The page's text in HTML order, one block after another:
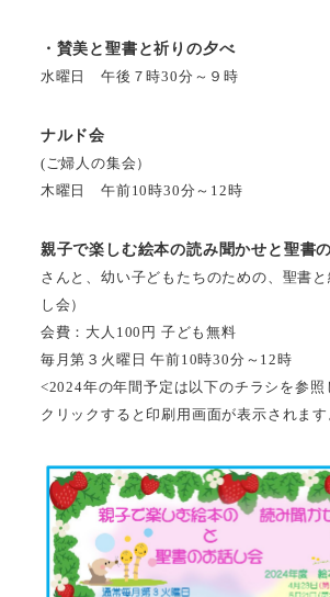
・賛美と聖書と祈りの夕べ
水曜日 午後７時30分～９時
ナルド会
(ご婦人の集会）
木曜日 午前10時30分～12時
親子で楽しむ絵本の読み聞かせと聖書
さんと、幼い子どもたちのための、聖書と
し会）
会費：大人100円 子ども無料
毎月第３火曜日 午前10時30分～12時
<2024年の年間予定は以下のチラシを参照
クリックすると印刷用画面が表示されます